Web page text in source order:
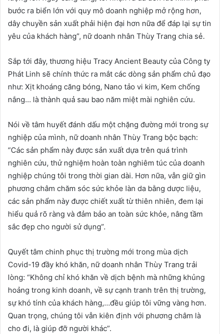
bước ra biển lớn với quy mô doanh nghiệp mở rộng hơn,
dây chuyền sản xuất phải hiện đại hơn nữa để đáp lại sự tin
yêu của khách hàng”, nữ doanh nhân Thùy Trang chia sẻ.
Sắp tới đây, thương hiệu Tracy Ancient Beauty của Công ty
Phát Linh sẽ chính thức ra mắt các dòng sản phẩm chủ đạo
như: Xịt khoáng căng bóng, Nano tảo vi kim, Kem chống
nắng… là thành quả sau bao năm miệt mài nghiên cứu.
Nói về tâm huyết đánh dấu một chặng đường mới trong sự
nghiệp của mình, nữ doanh nhân Thùy Trang bộc bạch:
“Các sản phẩm này được sản xuất dựa trên quá trình
nghiên cứu, thử nghiệm hoàn toàn nghiêm túc của doanh
nghiệp chúng tôi trong thời gian dài. Hơn nữa, vẫn giữ gìn
phương châm chăm sóc sức khỏe làn da bằng dược liệu,
các sản phẩm này được chiết xuất từ thiên nhiên, đem lại
hiểu quả rõ ràng và đảm bảo an toàn sức khỏe, nâng tầm
sắc đẹp cho người sử dụng”.
Quyết tâm chinh phục thị trường mới trong mùa dịch
Covid-19 đầy khó khăn, nữ doanh nhân Thùy Trang trải
lòng: “Không chỉ khó khăn về dịch bệnh mà những khủng
hoảng trong kinh doanh, về sự cạnh tranh trên thị trường,
sự khó tính của khách hàng,…đều giúp tôi vững vàng hơn.
Quan trọng, chúng tôi vẫn kiên định với phương châm là
cho đi, là giúp đỡ người khác”.